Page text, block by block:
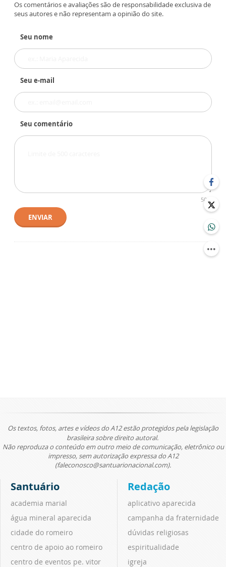
Os comentários e avaliações são de responsabilidade exclusiva de
seus autores e não representam a opinião do site.
Seu nome
Seu e-mail
Seu comentário
500
ENVIAR
Os textos, fotos, artes e vídeos do A12 estão protegidos pela legislação
brasileira sobre direito autoral.
Não reproduza o conteúdo em outro meio de comunicação, eletrônico ou
impresso, sem autorização expressa do A12
(faleconosco@santuarionacional.com).
Santuário
academia marial
água mineral aparecida
cidade do romeiro
centro de apoio ao romeiro
centro de eventos pe. vitor
Redação
aplicativo aparecida
campanha da fraternidade
dúvidas religiosas
espiritualidade
igreja